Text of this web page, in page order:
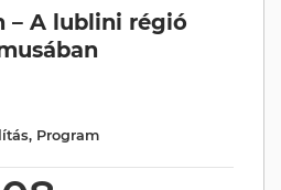
– A lublini régió
, Program